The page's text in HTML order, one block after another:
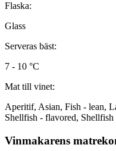
Flaska:
Glass
Serveras bäst:
7 - 10 °C
Mat till vinet:
Aperitif, Asian, Fish - lean,
Shellfish - flavored, Shellfish
Vinmakarens